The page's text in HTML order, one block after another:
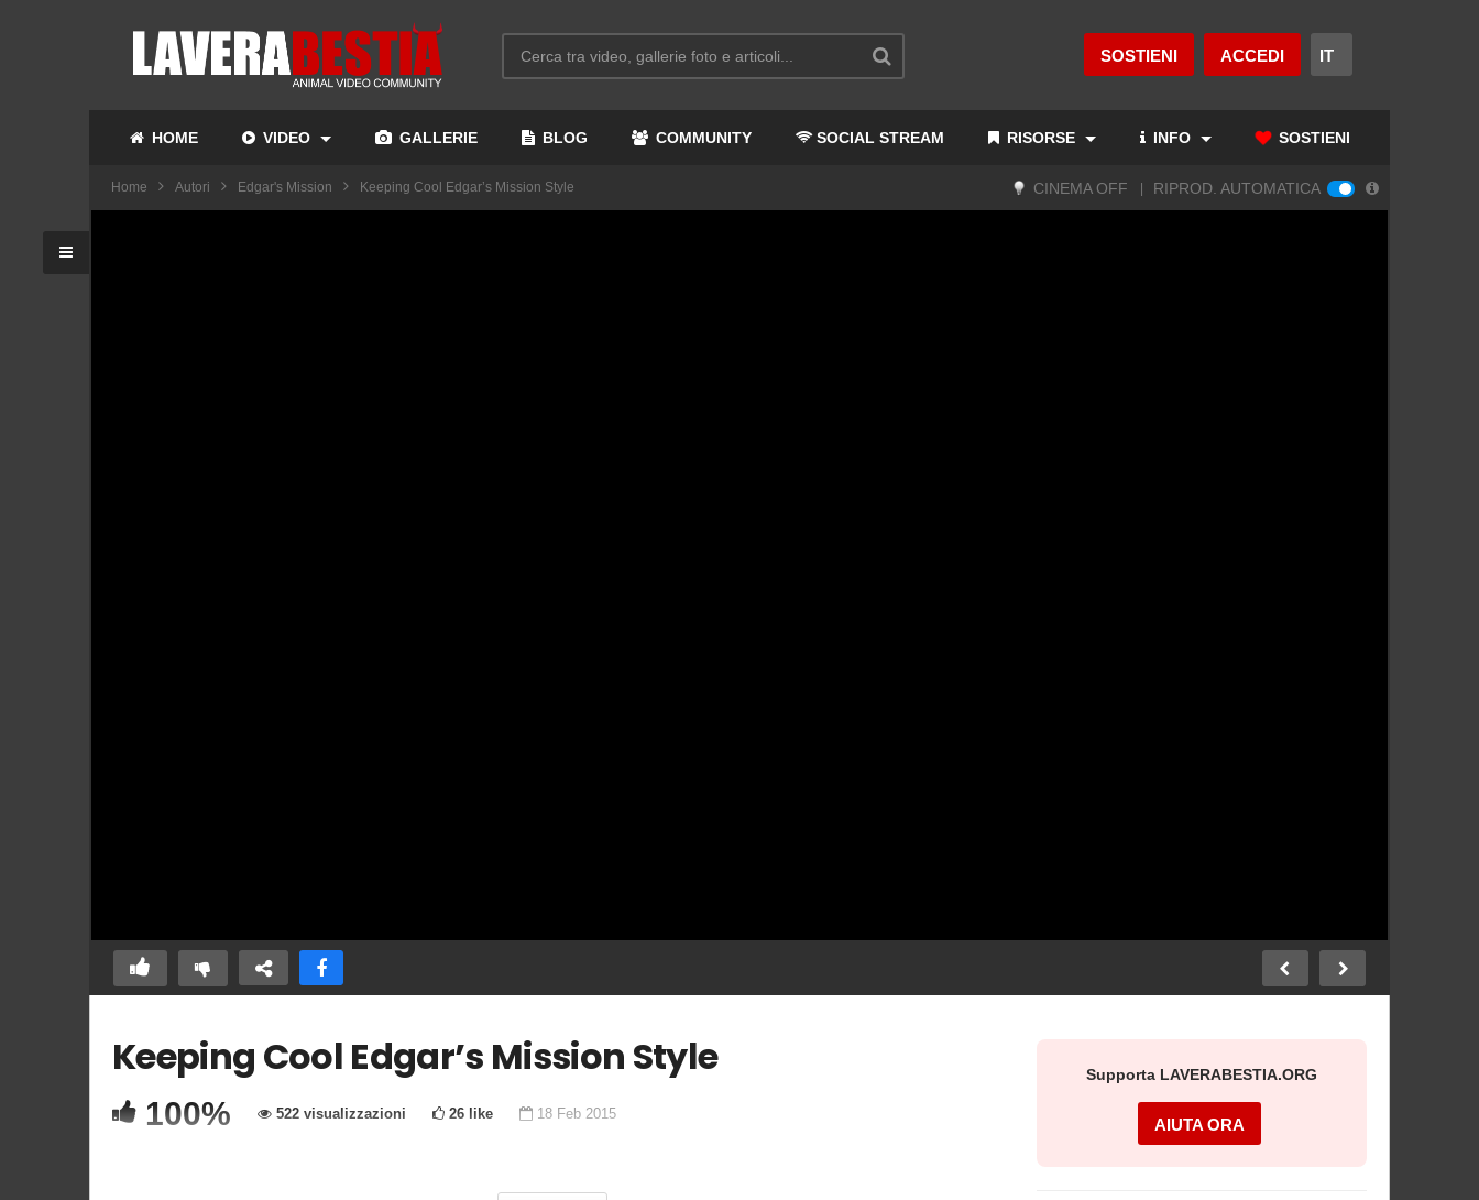
SOSTIENI ACCEDI
HOME VIDEO GALLERIE BLOG COMMUNITY SOCIAL STREAM RISORSE INFO SOSTIENI
Home Autori Edgar's Mission Keeping Cool Edgar’s Mission Style CINEMA OFF | RIPROD. AUTOMATICA
COMMENTA
Keeping Cool Edgar’s Mission Style
100% 522 visualizzazioni 26 like 18 Feb 2015
Supporta LAVERABESTIA.ORG
AIUTA ORA